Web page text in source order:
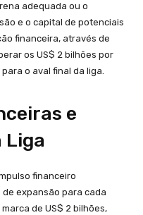
adequada ou o
e o capital de potenciais
financeira, através de
os US$ 2 bilhões por
o aval final da liga.
e
Liga
financeiro
expansão para cada
de US$ 2 bilhões,